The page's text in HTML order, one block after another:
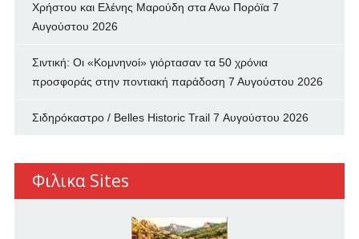
Χρήστου και Ελένης Μαρούδη στα Ανω Πορόϊα 7
Αυγούστου 2026
Σιντική: Οι «Κομνηνοί» γιόρτασαν τα 50 χρόνια
προσφοράς στην ποντιακή παράδοση 7 Αυγούστου 2026
Σιδηρόκαστρο / Belles Historic Trail 7 Αυγούστου 2026
Φιλικα Sites